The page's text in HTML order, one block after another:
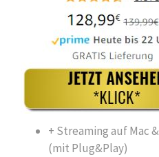
+ Streaming auf Mac &
(mit Plug&Play)